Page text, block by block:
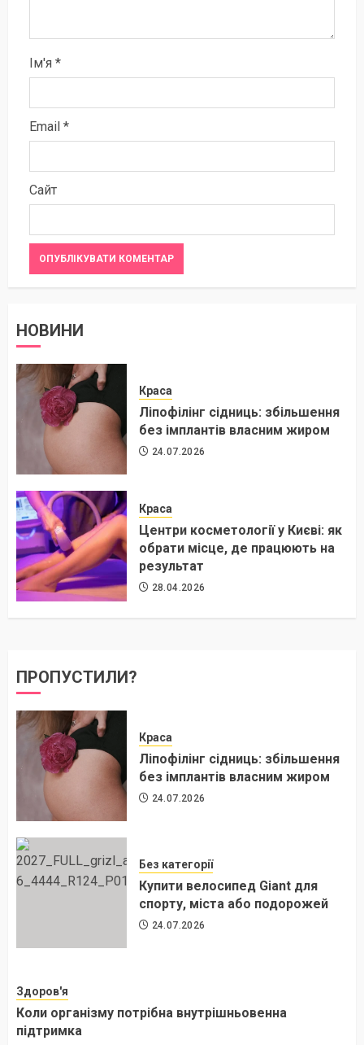
Ім'я *
Email *
Сайт
НОВИНИ
Краса
Ліпофілінг сідниць: збільшення
без імплантів власним жиром
24.07.2026
Краса
Центри косметології у Києві: як
обрати місце, де працюють на
результат
28.04.2026
ПРОПУСТИЛИ?
Краса
Ліпофілінг сідниць: збільшення
без імплантів власним жиром
24.07.2026
Без категорії
Купити велосипед Giant для
спорту, міста або подорожей
24.07.2026
Здоров'я
Коли організму потрібна внутрішньовенна
підтримка